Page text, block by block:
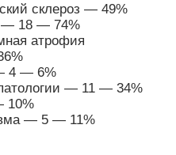
склероз — 49%
— 18 — 74%
атрофия
4 — 6%
— 11 — 34%
10%
— 5 — 11%